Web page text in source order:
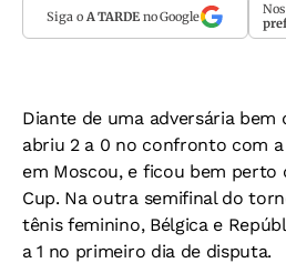
Siga o A TARDEno Google
Diante de uma adversária bem
abriu 2 a 0 no confronto com
em Moscou, e ficou bem perto
Cup. Na outra semifinal do
tênis feminino, Bélgica e
a 1 no primeiro dia de disputa.